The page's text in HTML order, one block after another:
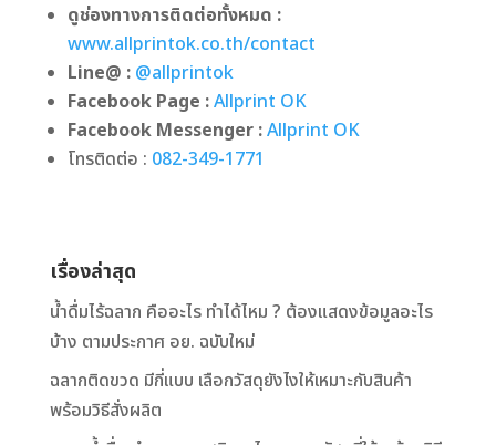
ดูช่องทางการติดต่อทั้งหมด :
www.allprintok.co.th/contact
Line@ : @allprintok
Facebook Page :Allprint OK
Facebook Messenger :Allprint OK
โทรติดต่อ : 082-349-1771
เรื่องล่าสุด
น้ำดื่มไร้ฉลาก คืออะไร ทำได้ไหม ? ต้องแสดงข้อมูลอะไร
บ้าง ตามประกาศ อย. ฉบับใหม่
ฉลากติดขวด มีกี่แบบ เลือกวัสดุยังไงให้เหมาะกับสินค้า
พร้อมวิธีสั่งผลิต